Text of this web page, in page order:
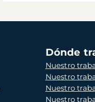
Dónde
Nuestro
Nuestro
Nuestro
Nuestro